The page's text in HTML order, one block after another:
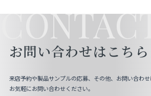
CONTACT
お問い合わせはこちら
来店予約や製品サンプルの応募、その他、お問い合わせ
お気軽にお問い合わせください。